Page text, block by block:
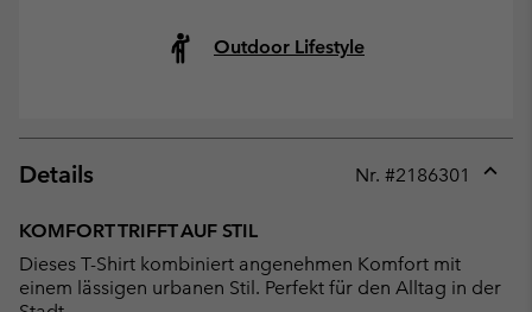
Outdoor Lifestyle
Details Nr. #2186301
KOMFORT TRIFFT AUF STIL
Dieses T-Shirt kombiniert angenehmen Komfort mit
einem lässigen urbanen Stil. Perfekt für den Alltag in der